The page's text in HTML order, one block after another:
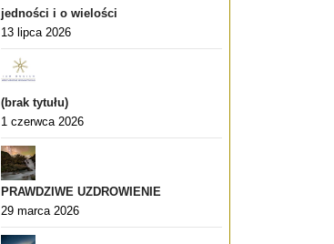
jedności i o wielości
13 lipca 2026
(brak tytułu)
1 czerwca 2026
PRAWDZIWE UZDROWIENIE
29 marca 2026